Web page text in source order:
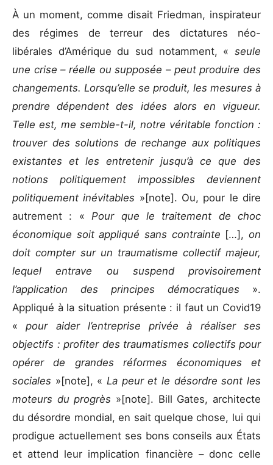
À un moment, comme disait Friedman, inspirateur
des régimes de terreur des dictatures néo-
libérales d’Amérique du sud notamment, « seule
une crise – réelle ou supposée – peut produire des
changements. Lorsqu’elle se produit, les mesures à
prendre dépendent des idées alors en vigueur.
Telle est, me semble-t-il, notre véritable fonction :
trouver des solutions de rechange aux politiques
existantes et les entretenir jusqu’à ce que des
notions politiquement impossibles deviennent
politiquement inévitables »[note]. Ou, pour le dire
autrement : « Pour que le traitement de choc
économique soit appliqué sans contrainte […],on
doit compter sur un traumatisme collectif majeur,
lequel entrave ou suspend provisoirement
l’application des principes démocratiques ».
Appliqué à la situation présente : il faut un Covid19
«pour aider l’entreprise privée à réaliser ses
objectifs : profiter des traumatismes collectifs pour
opérer de grandes réformes économiques et
sociales »[note], « La peur et le désordre sont les
moteurs du progrès »[note]. Bill Gates, architecte
du désordre mondial, en sait quelque chose, lui qui
prodigue actuellement ses bons conseils aux États
et attend leur implication financière – donc celle